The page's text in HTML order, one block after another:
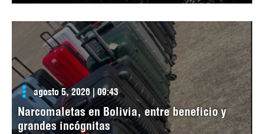
agosto 5, 2026 | 09:43
Narcomaletas en Bolivia, entre beneficio y
grandes incógnitas